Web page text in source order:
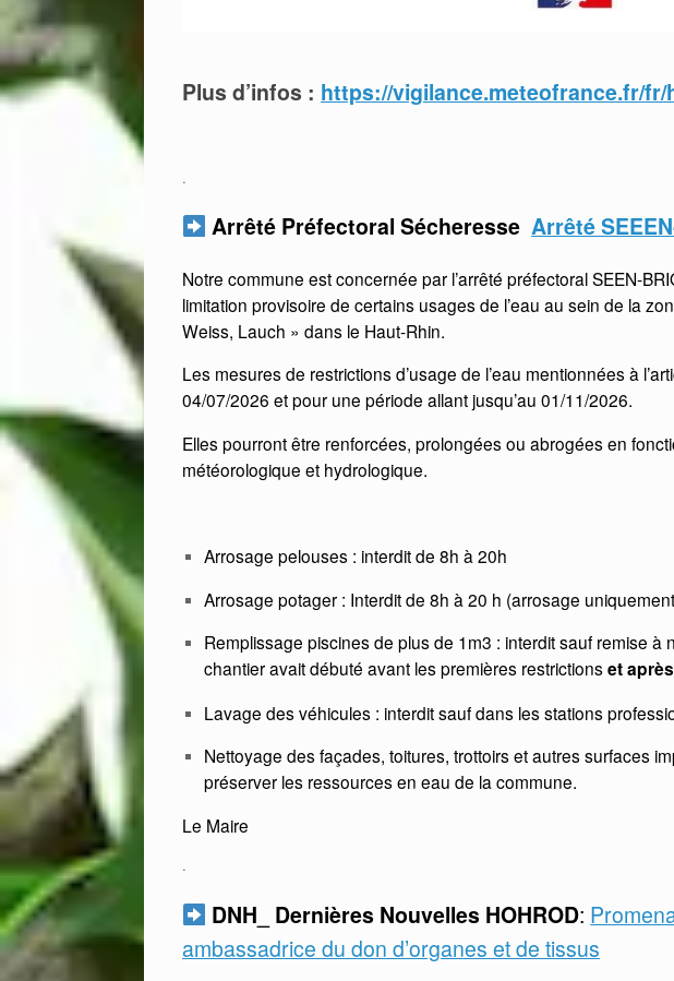
Plus d’infos : https://vigilance.meteofrance.fr/
.
Arrêté Préfectoral SécheresseArrêté
Notre commune est concernée par l’arrêté préfectoral SEEN-
limitation provisoire de certains usages de l’eau au sein de la
Weiss, Lauch » dans le Haut-Rhin.
Les mesures de restrictions d’usage de l’eau mentionnées à
04/07/2026 et pour une période allant jusqu’au 01/11/2026.
Elles pourront être renforcées, prolongées ou abrogées en
météorologique et hydrologique.
Arrosage pelouses : interdit de 8h à 20h
Arrosage potager : Interdit de 8h à 20 h (arrosage
Remplissage piscines de plus de 1m3 : interdit sauf remise à
chantier avait débuté avant les premières restrictionset
Lavage des véhicules : interdit sauf dans les stations
Nettoyage des façades, toitures, trottoirs et autres surfaces
préserver les ressources en eau de la commune.
Le Maire
.
DNH_ Dernières Nouvelles HOHROD:
ambassadrice du don d’organes et de tissus